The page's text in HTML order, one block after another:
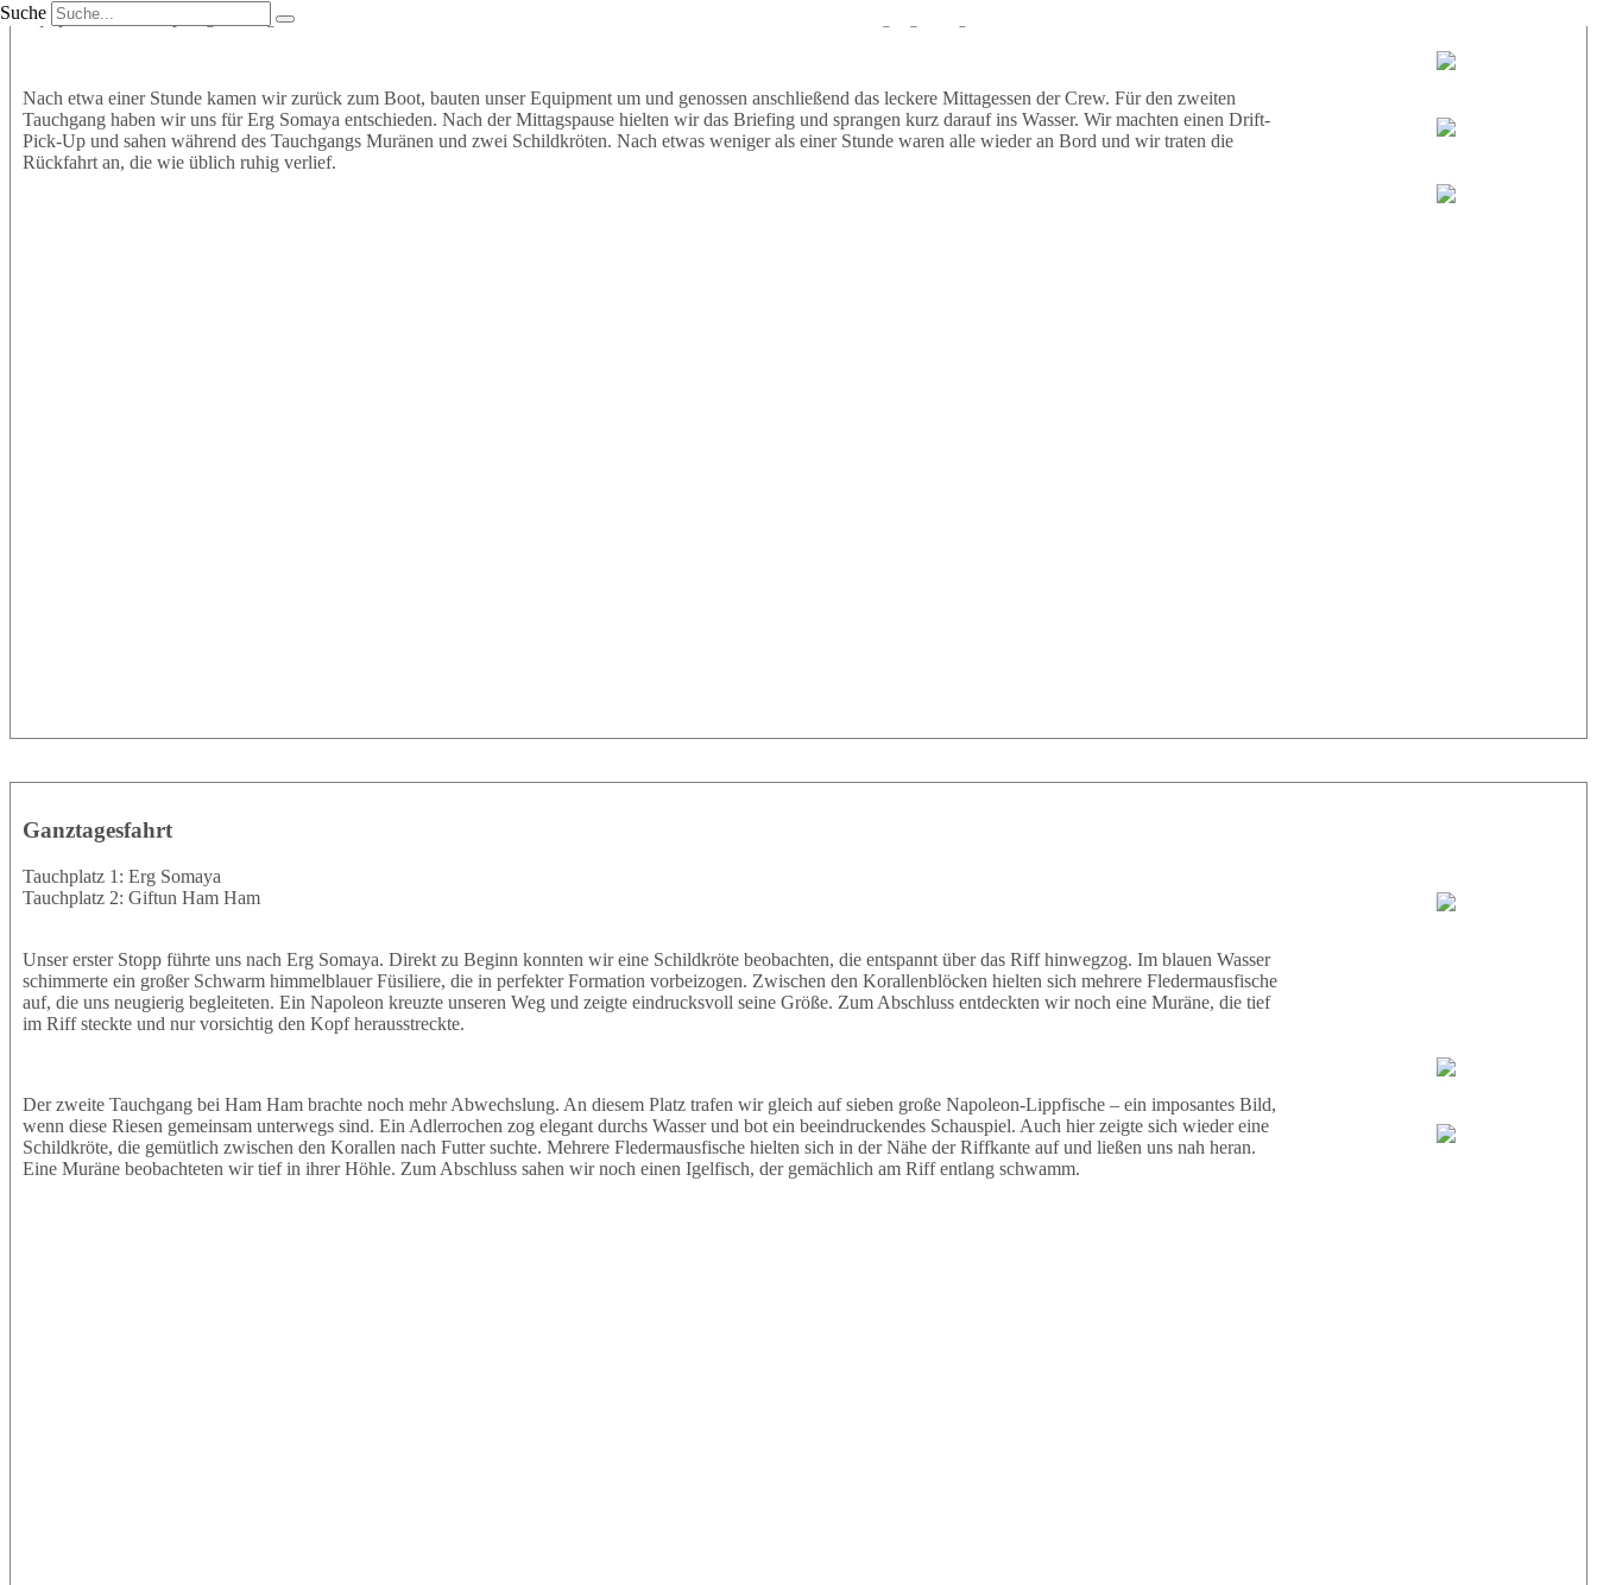
SucheEquipment an und sprangen mit großer Vorfreude ins Wasser. Wir tauchten stationär und sahen während des Tauchgangs einige Muränen und eine Schildkröte.
Nach etwa einer Stunde kamen wir zurück zum Boot, bauten unser Equipment um und genossen anschließend das leckere Mittagessen der Crew. Für den zweiten
Tauchgang haben wir uns für Erg Somaya entschieden. Nach der Mittagspause hielten wir das Briefing und sprangen kurz darauf ins Wasser. Wir machten einen Drift-
Pick-Up und sahen während des Tauchgangs Muränen und zwei Schildkröten. Nach etwas weniger als einer Stunde waren alle wieder an Bord und wir traten die
Rückfahrt an, die wie üblich ruhig verlief.
Ganztagesfahrt
Tauchplatz 1: Erg Somaya
Tauchplatz 2: Giftun Ham Ham
Unser erster Stopp führte uns nach Erg Somaya. Direkt zu Beginn konnten wir eine Schildkröte beobachten, die entspannt über das Riff hinwegzog. Im blauen Wasser
schimmerte ein großer Schwarm himmelblauer Füsiliere, die in perfekter Formation vorbeizogen. Zwischen den Korallenblöcken hielten sich mehrere Fledermausfische
auf, die uns neugierig begleiteten. Ein Napoleon kreuzte unseren Weg und zeigte eindrucksvoll seine Größe. Zum Abschluss entdeckten wir noch eine Muräne, die tief
im Riff steckte und nur vorsichtig den Kopf herausstreckte.
Der zweite Tauchgang bei Ham Ham brachte noch mehr Abwechslung. An diesem Platz trafen wir gleich auf sieben große Napoleon-Lippfische – ein imposantes Bild,
wenn diese Riesen gemeinsam unterwegs sind. Ein Adlerrochen zog elegant durchs Wasser und bot ein beeindruckendes Schauspiel. Auch hier zeigte sich wieder eine
Schildkröte, die gemütlich zwischen den Korallen nach Futter suchte. Mehrere Fledermausfische hielten sich in der Nähe der Riffkante auf und ließen uns nah heran.
Eine Muräne beobachteten wir tief in ihrer Höhle. Zum Abschluss sahen wir noch einen Igelfisch, der gemächlich am Riff entlang schwamm.